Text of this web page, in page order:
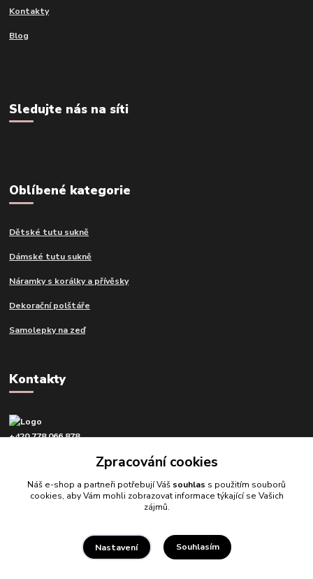
Kontakty
Blog
Sledujte nás na síti
Oblíbené kategorie
Dětské tutu sukně
Dámské tutu sukně
Náramky s korálky a přívěsky
Dekorační polštáře
Samolepky na zeď
Kontakty
+420 778 066 878
Zpracování cookies
Náš e-shop a partneři potřebují Váš souhlas s použitím souborů
cookies, aby Vám mohli zobrazovat informace týkající se Vašich
zájmů.
Nastavení Souhlasím